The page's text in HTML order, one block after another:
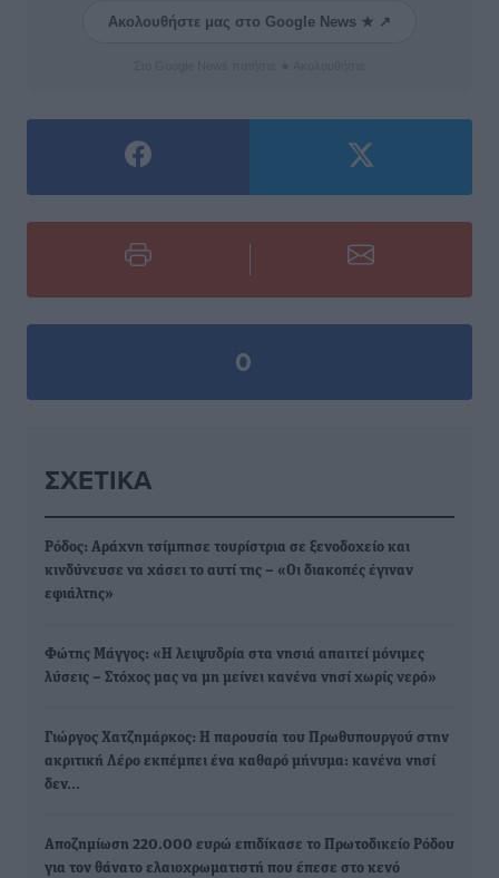
Ακολουθήστε μας στο Google News ★ ↗
0
ΣΧΕΤΙΚΆ
Ρόδος: Αράχνη τσίμπησε τουρίστρια σε ξενοδοχείο και
κινδύνευσε να χάσει το αυτί της – «Οι διακοπές έγιναν
εφιάλτης»
Φώτης Μάγγος: «Η λειψυδρία στα νησιά απαιτεί μόνιμες
λύσεις – Στόχος μας να μη μείνει κανένα νησί χωρίς νερό»
Γιώργος Χατζημάρκος: Η παρουσία του Πρωθυπουργού στην
ακριτική Λέρο εκπέμπει ένα καθαρό μήνυμα: κανένα νησί
δεν…
Αποζημίωση 220.000 ευρώ επιδίκασε το Πρωτοδικείο Ρόδου
για τον θάνατο ελαιοχρωματιστή που έπεσε στο κενό